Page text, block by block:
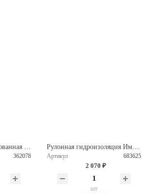
362078 Артикул 683625
2 070 ₽
шт